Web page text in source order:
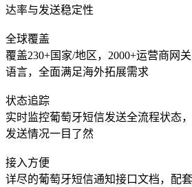
达率与发送稳定性
全球覆盖
覆盖230+国家/地区，2000+运营商网
语言，全面满足海外拓展需求
状态追踪
实时监控葡萄牙短信发送全流程状态
发送情况一目了然
接入方便
详尽的葡萄牙短信通知接口文档，配